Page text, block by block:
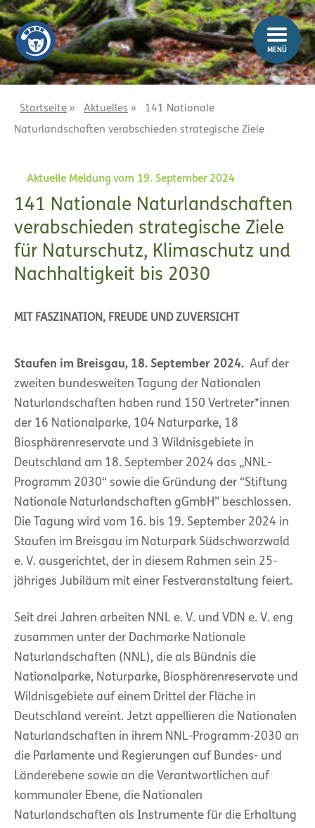
Z
u
m
I
n
Z
u
m
H
a
MENÜ
Startseite » Aktuelles »
141 Nationale
Naturlandschaften verabschieden strategische Ziele
Aktuelle Meldung vom 19. September 2024
141 Nationale Naturlandschaften
verabschieden strategische Ziele
für Naturschutz, Klimaschutz und
Nachhaltigkeit bis 2030
MIT FASZINATION, FREUDE UND ZUVERSICHT
Staufen im Breisgau, 18. September 2024. Auf der
zweiten bundesweiten Tagung der Nationalen
Naturlandschaften haben rund 150 Vertreter*innen
der 16 Nationalparke, 104 Naturparke, 18
Biosphärenreservate und 3 Wildnisgebiete in
Deutschland am 18. September 2024 das „NNL-
Programm 2030“ sowie die Gründung der “Stiftung
Nationale Naturlandschaften gGmbH” beschlossen.
Die Tagung wird vom 16. bis 19. September 2024 in
Staufen im Breisgau im Naturpark Südschwarzwald
e. V. ausgerichtet, der in diesem Rahmen sein 25-
jähriges Jubiläum mit einer Festveranstaltung feiert.
Seit drei Jahren arbeiten NNL e. V. und VDN e. V. eng
zusammen unter der Dachmarke Nationale
Naturlandschaften (NNL), die als Bündnis die
Nationalparke, Naturparke, Biosphärenreservate und
Wildnisgebiete auf einem Drittel der Fläche in
Deutschland vereint. Jetzt appellieren die Nationalen
Naturlandschaften in ihrem NNL-Programm-2030 an
die Parlamente und Regierungen auf Bundes- und
Länderebene sowie an die Verantwortlichen auf
kommunaler Ebene, die Nationalen
Naturlandschaften als Instrumente für die Erhaltung